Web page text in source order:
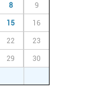
8 9
15 16
22 23
29 30